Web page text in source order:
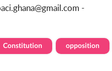
-
Constitution opposition